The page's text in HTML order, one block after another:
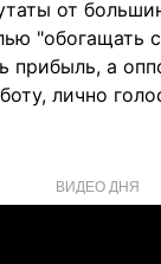
от
"обогащать
прибыль, а
лично
ВИДЕО ДНЯ